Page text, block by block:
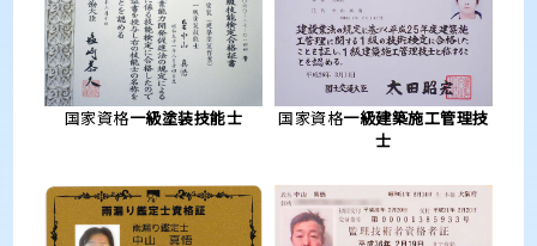
国家資格一級塗装技能士 国家資格一級建築施工管理技
士